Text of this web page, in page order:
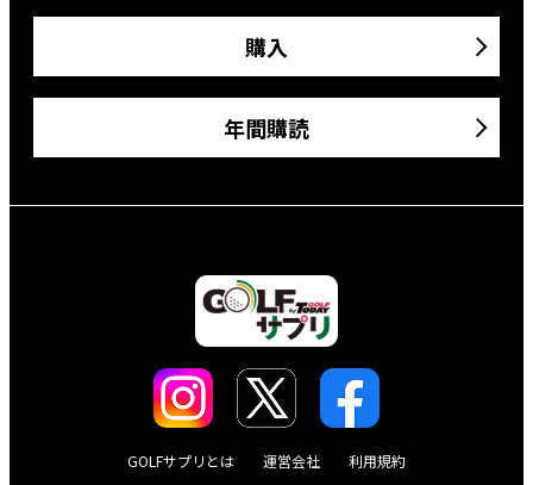
購入
年間購読
GOLFサプリとは 運営会社
利用規約